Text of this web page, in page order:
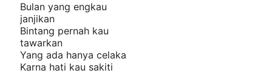
Bulan yang engkau
janjikan
Bintang pernah kau
tawarkan
Yang ada hanya celaka
Karna hati kau sakiti